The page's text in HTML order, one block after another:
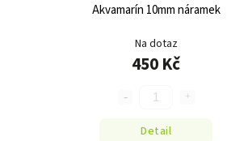
Akvamarín 10mm náramek
Na dotaz
450 Kč
Detail